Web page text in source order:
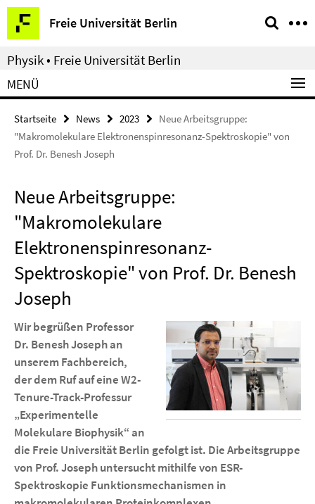
Springe
direkt
zu
Inhalt
Freie Universität Berlin
Service-
Navigation
Physik • Freie Universität Berlin
MENÜ
Startseite News 2023
Neue Arbeitsgruppe:
"Makromolekulare Elektronenspinresonanz-Spektroskopie" von
Prof. Dr. Benesh Joseph
Neue Arbeitsgruppe:
"Makromolekulare
Elektronenspinresonanz-
Spektroskopie" von Prof. Dr. Benesh
Joseph
Wir begrüßen Professor
Dr. Benesh Joseph an
unserem Fachbereich,
der dem Ruf auf eine W2-
Tenure-Track-Professur
„Experimentelle
Molekulare Biophysik“ an
die Freie Universität Berlin gefolgt ist. Die Arbeitsgruppe
von Prof. Joseph untersucht mithilfe von ESR-
Spektroskopie Funktionsmechanismen in